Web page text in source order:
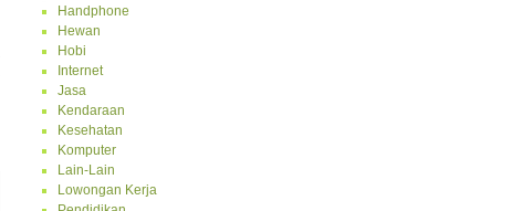
Handphone
Hewan
Hobi
Internet
Jasa
Kendaraan
Kesehatan
Komputer
Lain-Lain
Lowongan Kerja